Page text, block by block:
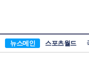
뉴스메인 스포츠월드